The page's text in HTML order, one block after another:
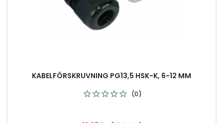
KABELFÖRSKRUVNING PG13,5 HSK-K, 6-12 MM
(0)